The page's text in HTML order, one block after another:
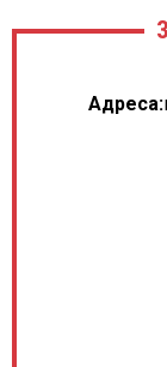
Адреса: